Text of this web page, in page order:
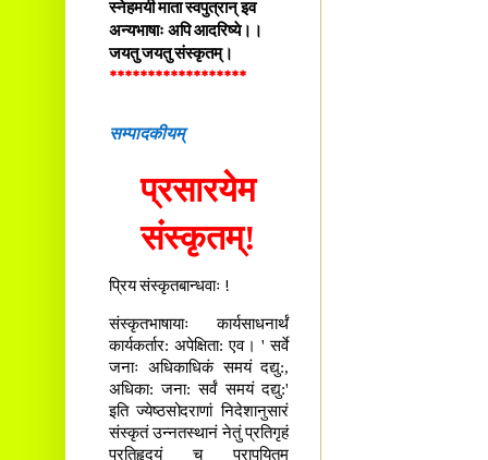
स्नेहमयी माता स्वपुत्रान् इव
अन्यभाषाः अपि आदरिष्ये।।
जयतु जयतु संस्कृतम्।
******************
सम्पादकीयम्
प्रसारयेम
संस्कृतम्!
प्रिय संस्कृतबान्धवाः !
संस्कृतभाषायाः कार्यसाधनार्थं
कार्यकर्तार: अपेक्षिता: एव। ' सर्वे
जनाः अधिकाधिकं समयं दद्यु:,
अधिका: जना: सर्वं समयं दद्यु:'
इति ज्येष्ठसोदराणां निदेशानुसारं
संस्कृतं उन्नतस्थानं नेतुं प्रतिगृहं
प्रतिहृदयं च प्रापयितुम्